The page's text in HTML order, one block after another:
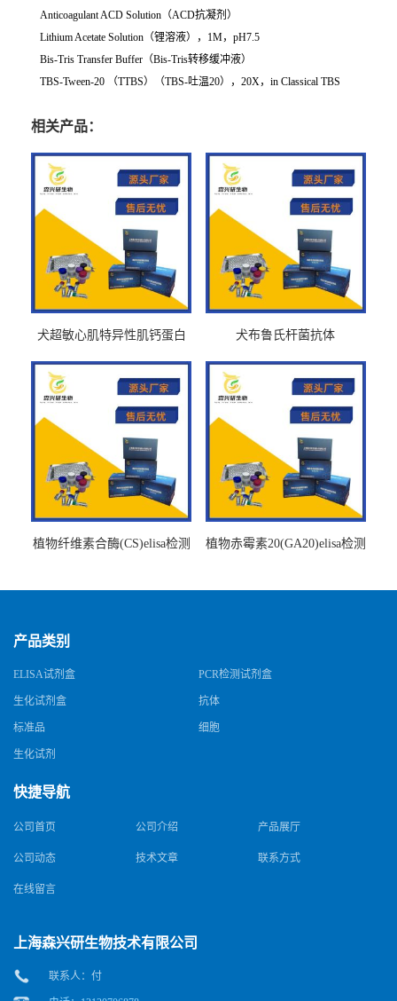
Anticoagulant ACD Solution（ACD抗凝剂）
Lithium Acetate Solution（锂溶液），1M，pH7.5
Bis-Tris Transfer Buffer（Bis-Tris转移缓冲液）
TBS-Tween-20 （TTBS）（TBS-吐温20），20X，in Classical TBS
相关产品：
犬超敏心肌特异性肌钙蛋白
犬布鲁氏杆菌抗体
植物纤维素合酶(CS)elisa检测
植物赤霉素20(GA20)elisa检测
产品类别
ELISA试剂盒 PCR检测试剂盒
生化试剂盒 抗体
标准品 细胞
生化试剂
快捷导航
公司首页 公司介绍 产品展厅
公司动态 技术文章 联系方式
在线留言
上海森兴研生物技术有限公司
联系人：付